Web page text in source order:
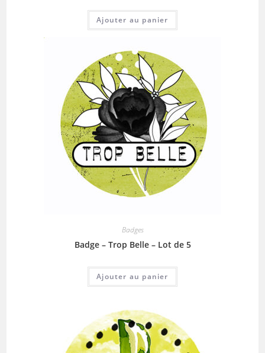
Ajouter au panier
Badges
Badge – Trop Belle – Lot de 5
Ajouter au panier